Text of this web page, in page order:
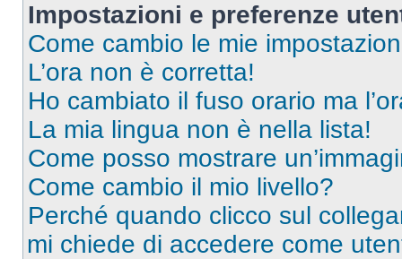
Impostazioni e preferenze
Come cambio le mie
L’ora non è corretta!
Ho cambiato il fuso orario ma
La mia lingua non è nella lista!
Come posso mostrare
Come cambio il mio livello?
Perché quando clicco sul
mi chiede di accedere come